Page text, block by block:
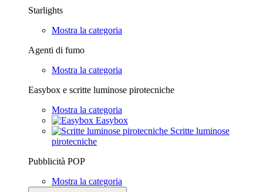
Starlights
Mostra la categoria
Agenti di fumo
Mostra la categoria
Easybox e scritte luminose pirotecniche
Mostra la categoria
Easybox
Scritte luminose
pirotecniche
Pubblicità POP
Mostra la categoria